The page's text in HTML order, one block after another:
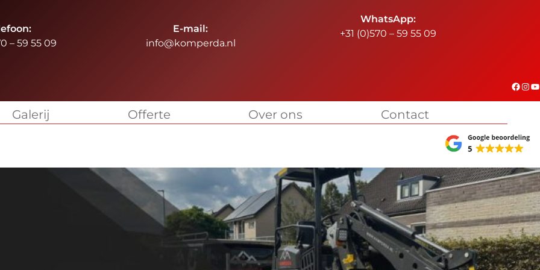
– 59 55 09
E-mail:
info@komperda.nl
WhatsApp:
+31 (0)570 – 59 55 09
# InstagramYouTube
Galerij Offerte Over ons Contact